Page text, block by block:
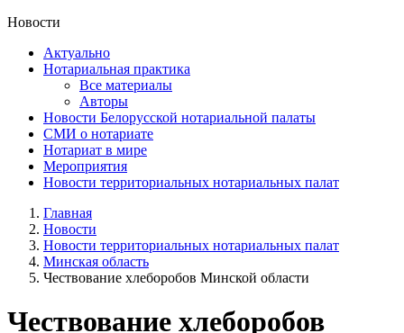
Новости
Актуально
Нотариальная практика
Все материалы
Авторы
Новости Белорусской нотариальной палаты
СМИ о нотариате
Нотариат в мире
Мероприятия
Новости территориальных нотариальных палат
Главная
Новости
Новости территориальных нотариальных палат
Минская область
Чествование хлеборобов Минской области
Чествование хлеборобов